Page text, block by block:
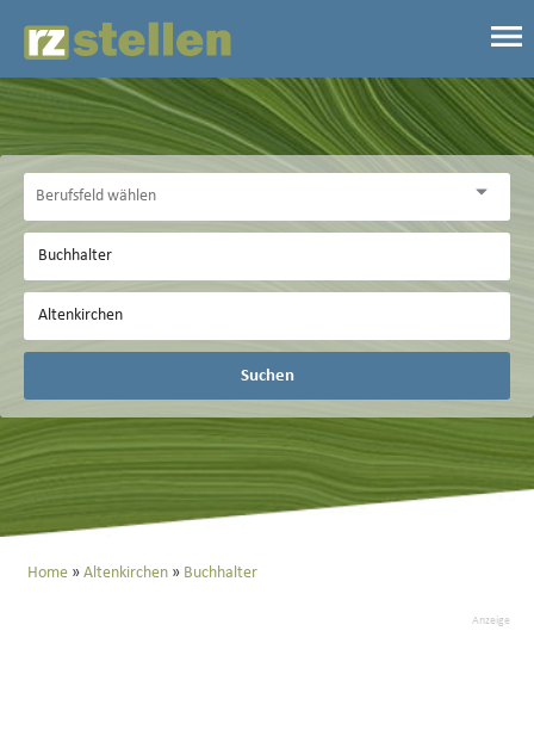
Suchen
Home Altenkirchen Buchhalter
Anzeige